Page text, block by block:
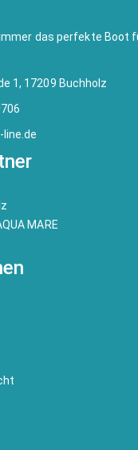
das perfekte Boot
1, 17209 Buchholz
MARE